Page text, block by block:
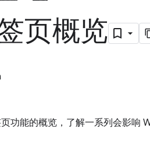
页概览
功能的概览，了解一系列会影响